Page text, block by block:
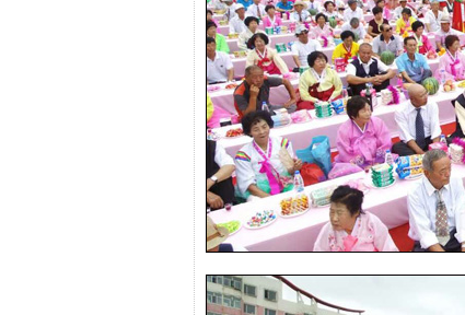
웹
토
끼
실
시
간
무
료
채
팅
24
시
간
대
밍
키